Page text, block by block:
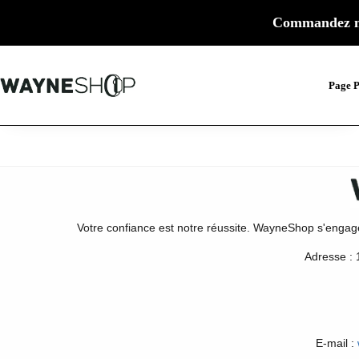
Commandez
Page
Votre confiance est notre réussite. WayneShop
Adresse :
E-mail :